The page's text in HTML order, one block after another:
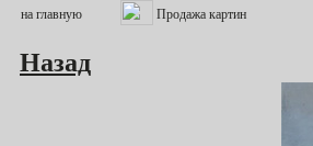
Назад